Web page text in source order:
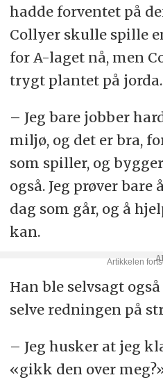
hadde forventet på
Collyer skulle spille
for A-laget nå, men
trygt plantet på jorda.
– Jeg bare jobber
miljø, og det er bra,
som spiller, og
også. Jeg prøver
dag som går, og å
kan.
Han ble selvsagt
selve redningen på
– Jeg husker at jeg
«gikk den over